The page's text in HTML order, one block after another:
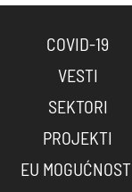
COVID-19
VESTI
SEKTORI
PROJEKTI
EU MOGUĆNOSTI